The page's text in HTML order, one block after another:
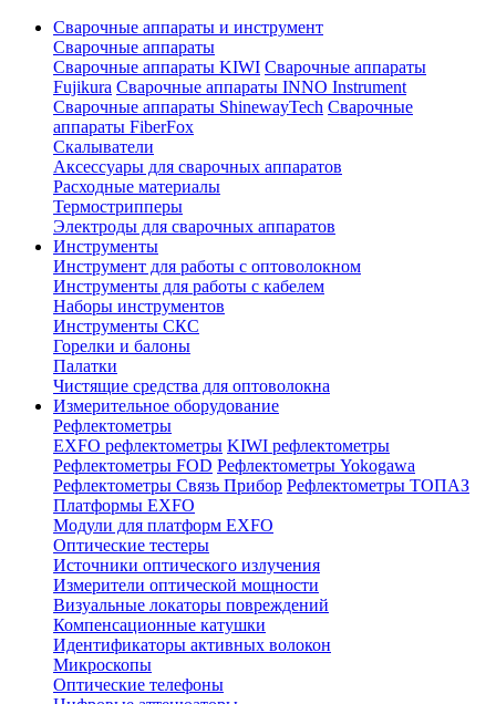
Сварочные аппараты и инструмент
Сварочные аппараты
Сварочные аппараты KIWI Сварочные аппараты
Fujikura Сварочные аппараты INNO Instrument
Сварочные аппараты ShinewayTech Cварочные
аппараты FiberFox
Скалыватели
Аксессуары для сварочных аппаратов
Расходные материалы
Термострипперы
Электроды для сварочных аппаратов
Инструменты
Инструмент для работы с оптоволокном
Инструменты для работы с кабелем
Наборы инструментов
Инструменты СКС
Горелки и балоны
Палатки
Чистящие средства для оптоволокна
Измерительное оборудование
Рефлектометры
EXFO рефлектометры KIWI рефлектометры
Рефлектометры FOD Рефлектометры Yokogawa
Рефлектометры Связь Прибор Рефлектометры ТОПАЗ
Платформы EXFO
Модули для платформ EXFO
Оптические тестеры
Источники оптического излучения
Измерители оптической мощности
Визуальные локаторы повреждений
Компенсационные катушки
Идентификаторы активных волокон
Микроскопы
Оптические телефоны